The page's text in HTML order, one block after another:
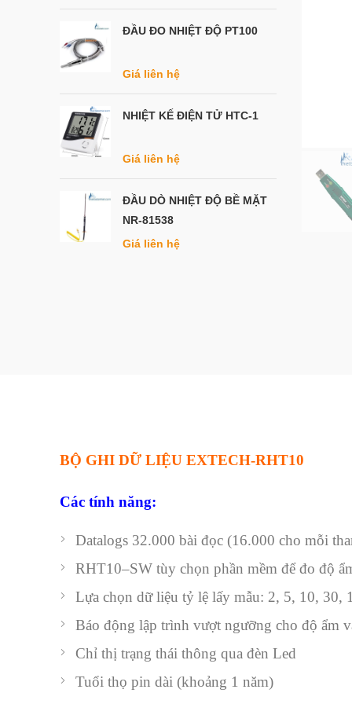
ĐẦU ĐO NHIỆT ĐỘ PT100
Giá liên hệ
NHIỆT KẾ ĐIỆN TỬ HTC-1
Giá liên hệ
ĐẦU DÒ NHIỆT ĐỘ BỀ MẶT
NR-81538
Giá liên hệ
BỘ GHI DỮ LIỆU EXTECH-RHT10
Các tính năng:
Datalogs 32.000 bài đọc (16.000 cho mỗi
RHT10–SW tùy chọn phần mềm để đo độ
Lựa chọn dữ liệu tỷ lệ lấy mẫu: 2, 5, 10, 30,
Báo động lập trình vượt ngưỡng cho độ ẩm
Chỉ thị trạng thái thông qua đèn Led
Tuổi thọ pin dài (khoảng 1 năm)